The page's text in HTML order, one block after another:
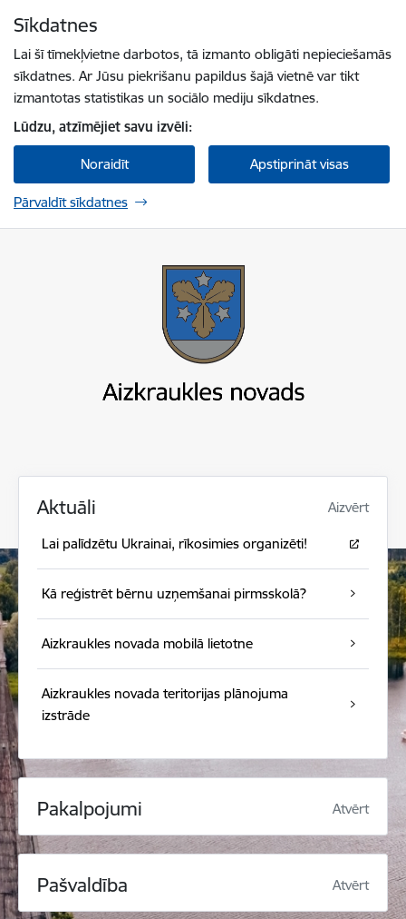
Sīkdatnes
Lai šī tīmekļvietne darbotos, tā izmanto obligāti nepieciešamās
sīkdatnes. Ar Jūsu piekrišanu papildus šajā vietnē var tikt
izmantotas statistikas un sociālo mediju sīkdatnes.
Lūdzu, atzīmējiet savu izvēli:
Noraidīt Apstiprināt visas
Pārvaldīt sīkdatnes
Aktuāli Aizvērt
Lai palīdzētu Ukrainai, rīkosimies organizēti!
Kā reģistrēt bērnu uzņemšanai pirmsskolā?
Aizkraukles novada mobilā lietotne
Aizkraukles novada teritorijas plānojuma
izstrāde
Pakalpojumi Atvērt
Pašvaldība Atvērt